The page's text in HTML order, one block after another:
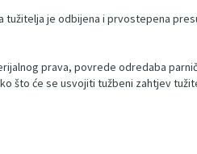
tužitelja je odbijena i prvostepena
prava, povrede odredaba
što će se usvojiti tužbeni zahtjev